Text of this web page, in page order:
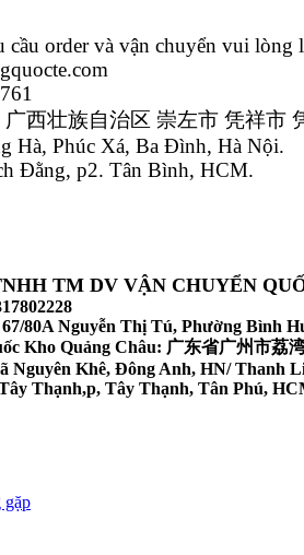
cầu order và vận chuyển vui lòng
广西壮族自治区 崇左市 凭祥市
Hà, Phúc Xá, Ba Đình, Hà Nội.
Đằng, p2. Tân Bình, HCM.
TM DV VẬN CHUYỂN
80A Nguyễn Thị Tú, Phường Bình
Kho Quảng Châu: 广东省广州市荔
Nguyên Khê, Đông Anh, HN/ Thanh
Thạnh,p, Tây Thạnh, Tân Phú,
gặp